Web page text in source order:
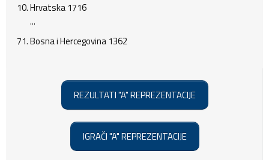
Hrvatska 1716
...
Bosna i Hercegovina 1362
REZULTATI "A" REPREZENTACIJE
IGRAČI "A" REPREZENTACIJE